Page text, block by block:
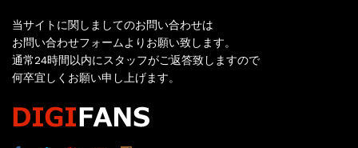
当サイトに関しましてのお問い合わせは
お問い合わせフォームよりお願い致します。
通常24時間以内にスタッフがご返答致しますので
何卒宜しくお願い申し上げます。